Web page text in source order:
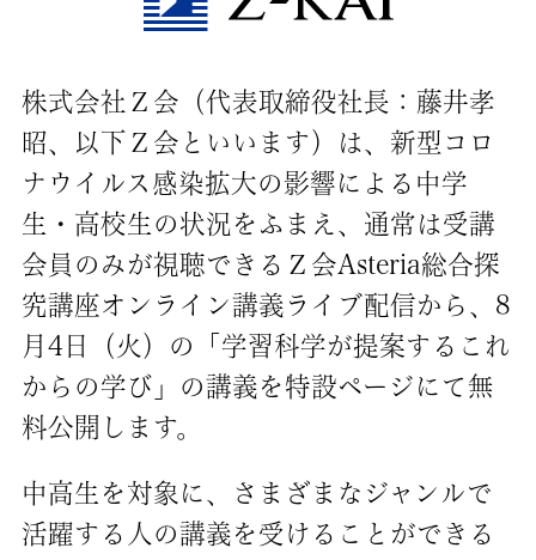
株式会社Ｚ会（代表取締役社長：藤井孝
昭、以下Ｚ会といいます）は、新型コロ
ナウイルス感染拡大の影響による中学
生・高校生の状況をふまえ、通常は受講
会員のみが視聴できるＺ会Asteria総合探
究講座オンライン講義ライブ配信から、8
月4日（火）の「学習科学が提案するこれ
からの学び」の講義を特設ページにて無
料公開します。
中高生を対象に、さまざまなジャンルで
活躍する人の講義を受けることができる